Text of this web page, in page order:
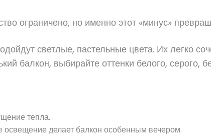
ограничено, но именно этот «минус»
светлые, пастельные цвета. Их легко
балкон, выбирайте оттенки белого, серого,
тепла.
делает балкон особенным вечером.